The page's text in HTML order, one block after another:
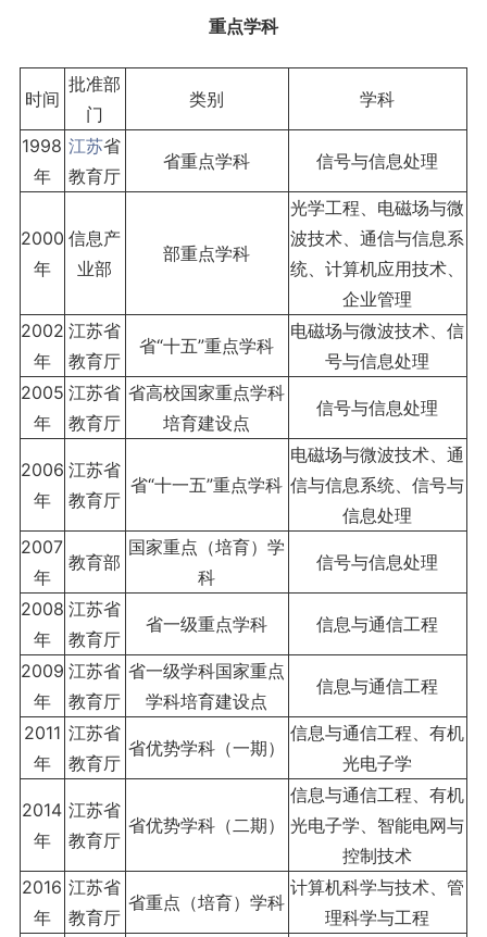
重点学科
时间
批准部
门
类别 学科
1998
年
江苏省
教育厅
省重点学科 信号与信息处理
2000
年
信息产
业部
部重点学科
光学工程、电磁场与微
波技术、通信与信息系
统、计算机应用技术、
企业管理
2002
年
江苏省
教育厅
省“十五”重点学科
电磁场与微波技术、信
号与信息处理
2005
年
江苏省
教育厅
省高校国家重点学科
培育建设点
信号与信息处理
2006
年
江苏省
教育厅
省“十一五”重点学科
电磁场与微波技术、通
信与信息系统、信号与
信息处理
2007
年
教育部
国家重点（培育）学
科
信号与信息处理
2008
年
江苏省
教育厅
省一级重点学科 信息与通信工程
2009
年
江苏省
教育厅
省一级学科国家重点
学科培育建设点
信息与通信工程
2011
年
江苏省
教育厅
省优势学科（一期）
信息与通信工程、有机
光电子学
2014
年
江苏省
教育厅
省优势学科（二期）
信息与通信工程、有机
光电子学、智能电网与
控制技术
2016
年
江苏省
教育厅
省重点（培育）学科
计算机科学与技术、管
理科学与工程